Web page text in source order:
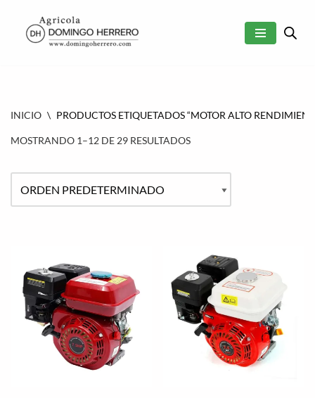
SALTAR
INICIO \ PRODUCTOS ETIQUETADOS “MOTOR ALTO
MOSTRANDO 1–12 DE 29 RESULTADOS